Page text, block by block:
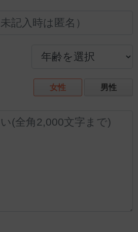
女性 男性